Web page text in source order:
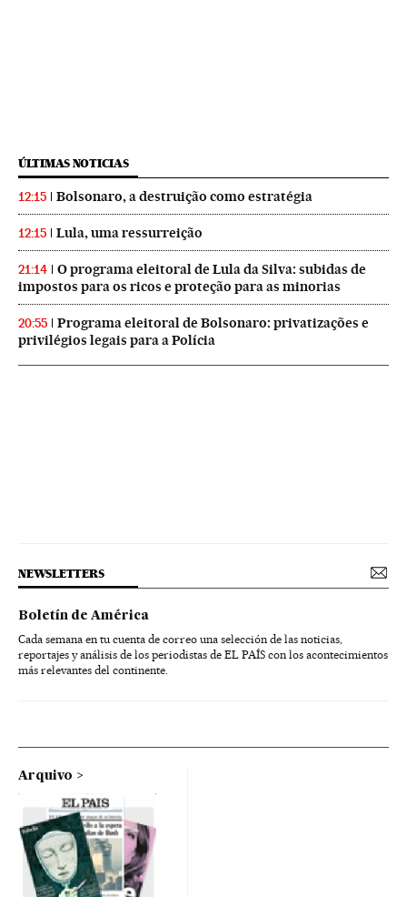
ÚLTIMAS NOTICIAS
12:15 Bolsonaro, a destruição como estratégia
12:15 Lula, uma ressurreição
21:14
O programa eleitoral de Lula da Silva: subidas de
impostos para os ricos e proteção para as minorias
20:55
Programa eleitoral de Bolsonaro: privatizações e
privilégios legais para a Polícia
NEWSLETTERS
Boletín de América
Cada semana en tu cuenta de correo una selección de las noticias,
reportajes y análisis de los periodistas de EL PAÍS con los acontecimientos
más relevantes del continente.
Arquivo